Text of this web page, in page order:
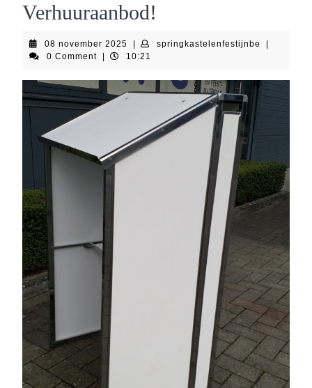
Verhuuraanbod!
08 november 2025 08
november
springkastelenfestijnbe
0 Comment
10:21